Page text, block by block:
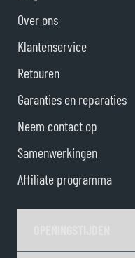
Over ons
Klantenservice
Retouren
Garanties en reparaties
Neem contact op
Samenwerkingen
Affiliate programma